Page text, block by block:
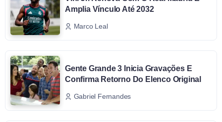
Amplia Vínculo Até 2032
Marco Leal
Gente Grande 3 Inicia Gravações E
Confirma Retorno Do Elenco Original
Gabriel Fernandes